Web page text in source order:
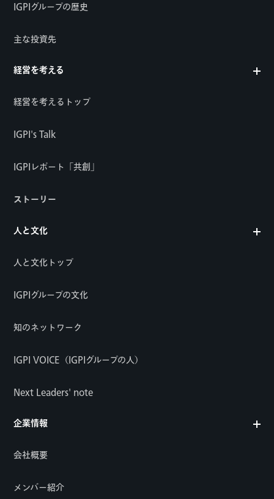
IGPIグループの歴史
主な投資先
経営を考える
経営を考えるトップ
IGPI's Talk
IGPIレポート「共創」
ストーリー
人と文化
人と文化トップ
IGPIグループの文化
知のネットワーク
IGPI VOICE（IGPIグループの人）
Next Leaders' note
企業情報
会社概要
メンバー紹介